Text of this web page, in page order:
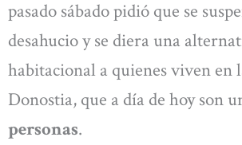
pasado sábado pidió que se
desahucio y se diera una
habitacional a quienes viven en
Donostia, que a día de hoy son
personas.